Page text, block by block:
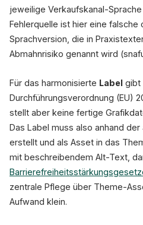
jeweilige Verkaufskanal-
Fehlerquelle ist hier eine falsche
Sprachversion, die in
Abmahnrisiko genannt wird
Für das harmonisierte Label gibt
Durchführungsverordnung (EU)
stellt aber keine fertige
Das Label muss also anhand
erstellt und als Asset in das
mit beschreibendem Alt-Text,
zentrale Pflege über Theme-
Aufwand klein.